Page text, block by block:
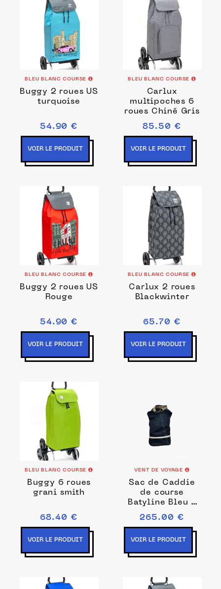
BLEU BLANC COURSE
Buggy 2 roues US
turquoise
54.90 €
VOIR LE PRODUIT
BLEU BLANC COURSE
Carlux
multipoches 6
roues Chiné Gris
85.50 €
VOIR LE PRODUIT
BLEU BLANC COURSE
Buggy 2 roues US
Rouge
54.90 €
VOIR LE PRODUIT
BLEU BLANC COURSE
Carlux 2 roues
Blackwinter
65.70 €
VOIR LE PRODUIT
BLEU BLANC COURSE
Buggy 6 roues
grani smith
68.40 €
VOIR LE PRODUIT
VENT DE VOYAGE
Sac de Caddie
de course
Batyline Bleu -
Collab Fermob x
Vent de Voyage
265.00 €
VOIR LE PRODUIT